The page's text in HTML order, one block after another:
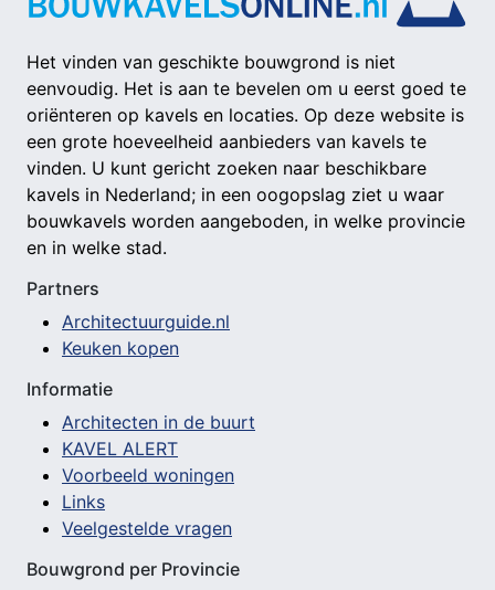
Het vinden van geschikte bouwgrond is niet
eenvoudig. Het is aan te bevelen om u eerst goed te
oriënteren op kavels en locaties. Op deze website is
een grote hoeveelheid aanbieders van kavels te
vinden. U kunt gericht zoeken naar beschikbare
kavels in Nederland; in een oogopslag ziet u waar
bouwkavels worden aangeboden, in welke provincie
en in welke stad.
Partners
Architectuurguide.nl
Keuken kopen
Informatie
Architecten in de buurt
KAVEL ALERT
Voorbeeld woningen
Links
Veelgestelde vragen
Bouwgrond per Provincie